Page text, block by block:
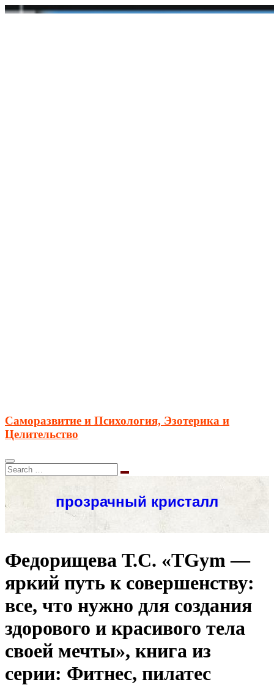
Саморазвитие и Психология, Эзотерика и
Целительство
Федорищева Т.С. «TGym —
яркий путь к совершенству:
все, что нужно для создания
здорового и красивого тела
своей мечты», книга из
серии: Фитнес, пилатес